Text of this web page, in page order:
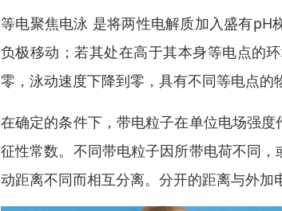
等电聚焦电泳 是将两性电解质加入盛有pH
负极移动；若其处在高于其本身等电点的
零，泳动速度下降到零，具有不同等电点的
在确定的条件下，带电粒子在单位电场强
征性常数。不同带电粒子因所带电荷不同
动距离不同而相互分离。分开的距离与外加